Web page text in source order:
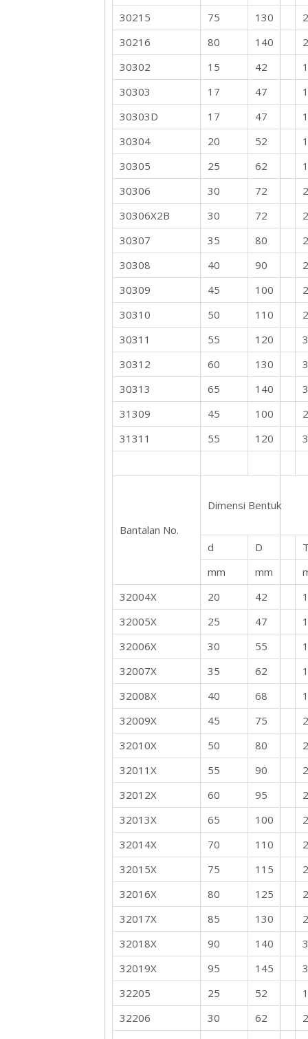
30215
75 130
30216
80 140
30302
15 42
30303
17 47
30303D
17 47
30304
20 52
30305
25 62
30306
30 72
30306X2B
30 72
30307
35 80
30308
40 90
30309
45 100
30310
50 110
30311
55 120
30312
60 130
30313
65 140
31309
45 100
31311
55 120
Bantalan No.
Dimensi Bentuk
d D
mm
mm
32004X
20 42
32005X
25 47
32006X
30 55
32007X
35 62
32008X
40 68
32009X
45 75
32010X
50 80
32011X
55 90
32012X
60 95
32013X
65 100
32014X
70 110
32015X
75 115
32016X
80 125
32017X
85 130
32018X
90 140
32019X
95 145
32205
25 52
32206
30 62